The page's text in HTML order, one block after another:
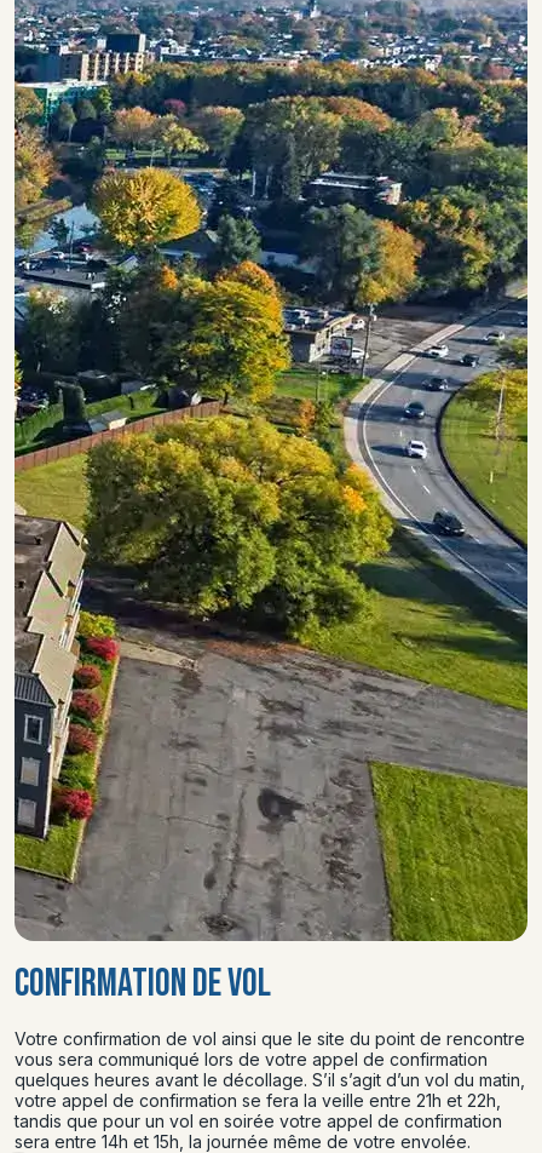
CONFIRMATION DE VOL
Votre confirmation de vol ainsi que le site du point de rencontre
vous sera communiqué lors de votre appel de confirmation
quelques heures avant le décollage. S’il s’agit d’un vol du matin,
votre appel de confirmation se fera la veille entre 21h et 22h,
tandis que pour un vol en soirée votre appel de confirmation
sera entre 14h et 15h, la journée même de votre envolée.